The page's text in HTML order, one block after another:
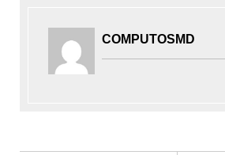
COMPUTOSMD